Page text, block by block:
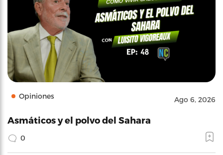
Opiniones Ago 6, 2026
Asmáticos y el polvo del Sahara
0